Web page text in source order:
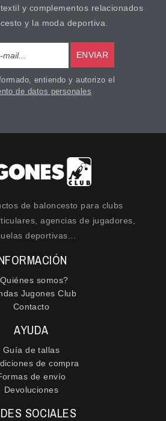
y complementos relacionados
y la moda deportiva.
ENVIAR
entiendo y autorizo el
de datos personales
de baloncesto para clubs
agencias de jugadores,
deportivas...
somos?
Jugones Club
Contacto
AYUDA
Guía de tallas
de compra
de envío
Devoluciones
SOCIALES